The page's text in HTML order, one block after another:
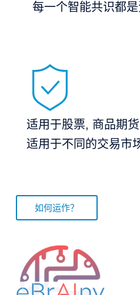
每一个智能共识都
适用于股票, 商品期
适用于不同的交易市
如何运作？